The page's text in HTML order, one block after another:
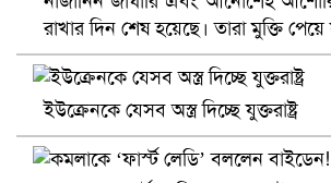
রাখার দিন শেষ হয়েছে। তারা মুক্তি পেয়ে
ইউক্রেনকে যেসব অস্ত্র দিচ্ছে যুক্তরাষ্ট্র